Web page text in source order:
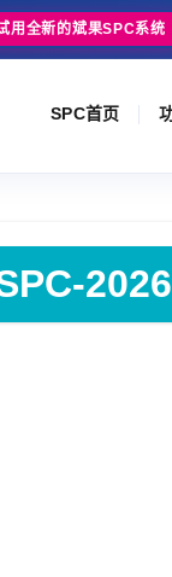
用全新的斌果SPC系统
SPC首页